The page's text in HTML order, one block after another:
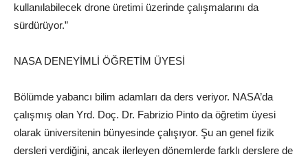
kullanılabilecek drone üretimi üzerinde çalışmalarını da
sürdürüyor.”
NASA DENEYİMLİ ÖĞRETİM ÜYESİ
Bölümde yabancı bilim adamları da ders veriyor. NASA’da
çalışmış olan Yrd. Doç. Dr. Fabrizio Pinto da öğretim üyesi
olarak üniversitenin bünyesinde çalışıyor. Şu an genel fizik
dersleri verdiğini, ancak ilerleyen dönemlerde farklı derslere de